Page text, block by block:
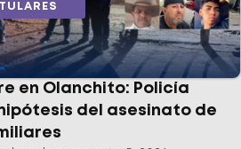
en Olanchito: Policía
del asesinato de